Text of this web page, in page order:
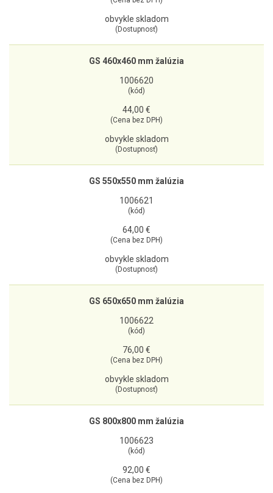
obvykle skladom
(Dostupnosť)
GS 460x460 mm žalúzia
1006620
(kód)
44,00 €
(Cena bez DPH)
obvykle skladom
(Dostupnosť)
GS 550x550 mm žalúzia
1006621
(kód)
64,00 €
(Cena bez DPH)
obvykle skladom
(Dostupnosť)
GS 650x650 mm žalúzia
1006622
(kód)
76,00 €
(Cena bez DPH)
obvykle skladom
(Dostupnosť)
GS 800x800 mm žalúzia
1006623
(kód)
92,00 €
(Cena bez DPH)